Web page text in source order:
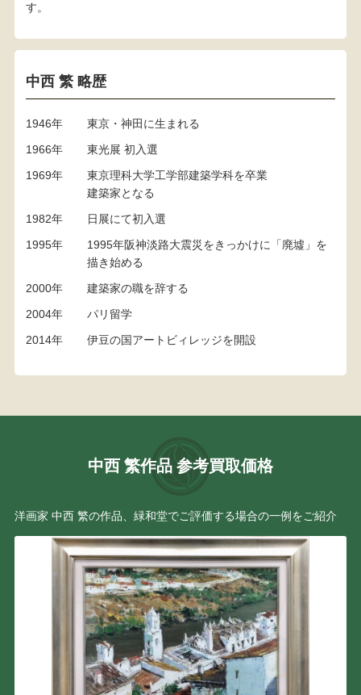
す。
中西 繁 略歴
1946年
東京・神田に生まれる
1966年
東光展 初入選
1969年
東京理科大学工学部建築学科を卒業
建築家となる
1982年
日展にて初入選
1995年
1995年阪神淡路大震災をきっかけに「廃墟」を
描き始める
2000年
建築家の職を辞する
2004年
パリ留学
2014年
伊豆の国アートビィレッジを開設
中西 繁作品 参考買取価格
洋画家 中西 繁の作品、緑和堂でご評価する場合の一例をご紹介